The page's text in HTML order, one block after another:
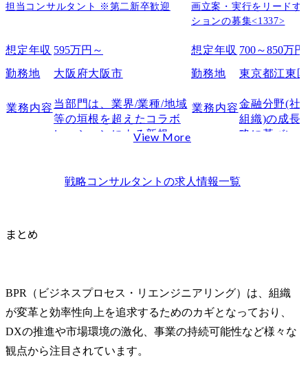
担当コンサルタント ※第二新卒歓迎
想定年収 595万円～
勤務地 大阪府大阪市
業務内容 当部門は、業界/業種/地域
等の垣根を超えたコラボ
レーションによる新規事
築、実行支援を行いま
ション)に関する支援
- クライアントの新規事
業支援、戦略立案、体制
構築、外部企業とのマッ
チング支援、伴走支援
View More
画立案・実行をリードす
ションの募集<1337>
想定年収 700～850万円
勤務地 東京都江東区
業務内容金融分野(社
組織)の成長
略に基づい
全社の人事
●配置・異
●人事・人
ドリブン施策
●人事戦略施
戦略コンサルタント の求人情報一覧
まとめ
BPR（ビジネスプロセス・リエンジニアリング）は、組織
が変革と効率性向上を追求するためのカギとなっており、
DXの推進や市場環境の激化、事業の持続可能性など様々な
観点から注目されています。